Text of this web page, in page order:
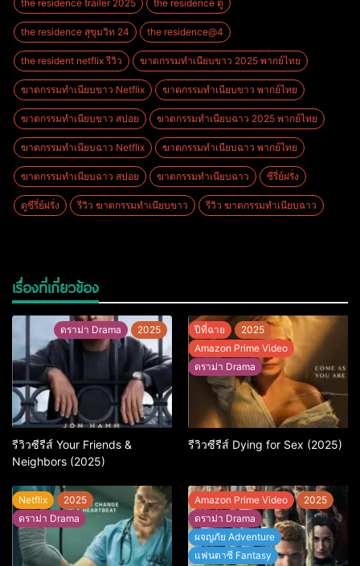
the residence trailer 2025 the residence ดู
the residence สุขุมวิท 24 the residence@4
the resident netflix รีวิว ฆาตกรรมทําเนียบขาว 2025 พากย์ไทย
ฆาตกรรมทําเนียบขาว Netflix ฆาตกรรมทําเนียบขาว พากย์ไทย
ฆาตกรรมทําเนียบขาว สปอย ฆาตกรรมทําเนียบฉาว 2025 พากย์ไทย
ฆาตกรรมทําเนียบฉาว Netflix ฆาตกรรมทําเนียบฉาว พากย์ไทย
ฆาตกรรมทําเนียบฉาว สปอย ฆาตกรรมทำเนียบฉาว ซีรี่ย์ฝรั่ง
ดูซีรี่ย์ฝรั่ง รีวิว ฆาตกรรมทําเนียบขาว รีวิว ฆาตกรรมทําเนียบฉาว
เรื่องที่เกี่ยวข้อง
ดราม่า Drama 2025
รีวิวซีรีส์ Your Friends &
Neighbors (2025)
ปีที่ฉาย
2025
Amazon Prime Video
ดราม่า Drama
รีวิวซีรีส์ Dying for Sex (2025)
Netflix
2025
ดราม่า Drama
Amazon Prime Video
2025
ดราม่า Drama
ผจญภัย Adventure
แฟนตาซี Fantasy